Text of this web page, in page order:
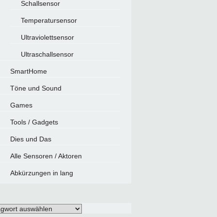
Schallsensor
Temperatursensor
Ultraviolettsensor
Ultraschallsensor
SmartHome
Töne und Sound
Games
Tools / Gadgets
Dies und Das
Alle Sensoren / Aktoren
Abkürzungen in lang